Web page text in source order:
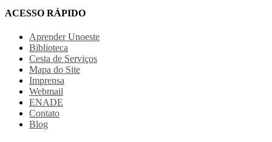
ACESSO RÁPIDO
Aprender Unoeste
Biblioteca
Cesta de Serviços
Mapa do Site
Imprensa
Webmail
ENADE
Contato
Blog